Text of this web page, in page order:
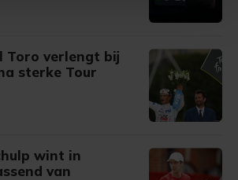
onze website beter en wordt jouw
kun je ons cookiebeleid bekijken en je
Toro verlengt bij
sterke Tour
wint in
van